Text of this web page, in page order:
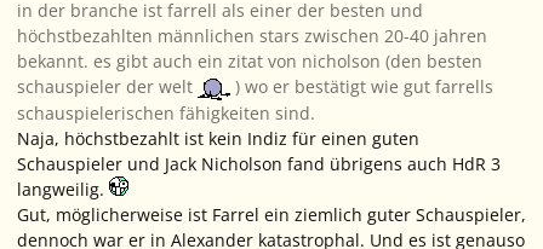
in der branche ist farrell als einer der besten und
höchstbezahlten männlichen stars zwischen 20-40 jahren
bekannt. es gibt auch ein zitat von nicholson (den besten
schauspieler der welt
) wo er bestätigt wie gut farrells
schauspielerischen fähigkeiten sind.
Naja, höchstbezahlt ist kein Indiz für einen guten
Schauspieler und Jack Nicholson fand übrigens auch HdR 3
langweilig.
Gut, möglicherweise ist Farrel ein ziemlich guter Schauspieler,
dennoch war er in Alexander katastrophal. Und es ist genauso